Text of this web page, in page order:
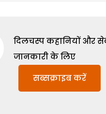
दिलचस्प कहानियों और
जानकारी के लिए
सब्सक्राइब करें